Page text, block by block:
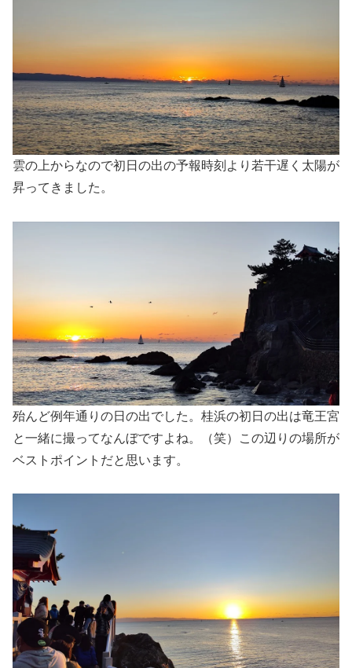
雲の上からなので初日の出の予報時刻より若干遅く太陽が
昇ってきました。
殆んど例年通りの日の出でした。桂浜の初日の出は竜王宮
と一緒に撮ってなんぼですよね。（笑）この辺りの場所が
ベストポイントだと思います。